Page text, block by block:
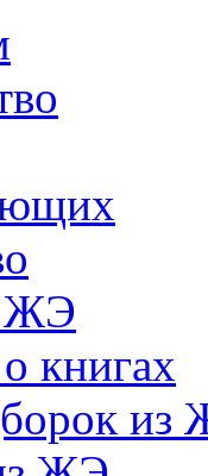
ЖЭ
книгах
из